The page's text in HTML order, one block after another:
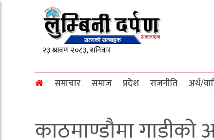
समाचार समाज प्रदेश राजनीति अर्थ/
काठमाण्डौमा